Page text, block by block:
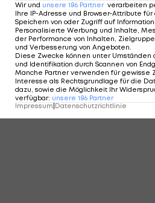
Wir und unsere 186 Partner verarbeiten
Ihre IP-Adresse und Browser-Attribute
Speichern von oder Zugriff auf
Personalisierte Werbung und Inhalte,
der Performance von Inhalten,
und Verbesserung von Angeboten.
Diese Zwecke können unter Umständen
und Identifikation durch Scannen von
Manche Partner verwenden für gewisse
Interesse als Rechtsgrundlage für die
dazu, sowie die Möglichkeit Ihr
verfügbar: unsere 186 Partner
Impressum Datenschutzrichtlinie